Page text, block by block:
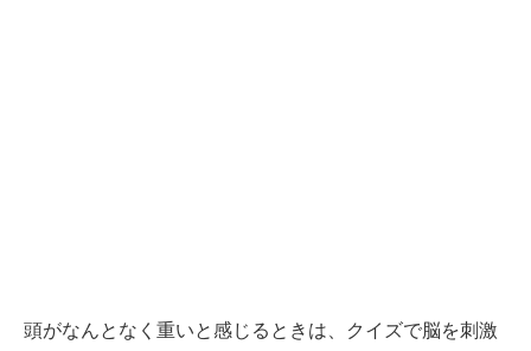
頭がなんとなく重いと感じるときは、クイズで脳を刺激